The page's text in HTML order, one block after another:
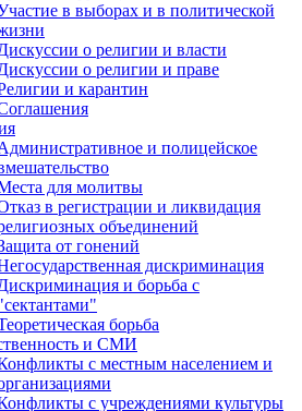
в выборах и в политической
о религии и власти
о религии и праве
и карантин
и полицейское
для молитвы
в регистрации и ликвидация
объединений
от гонений
дискриминация
и борьба с
борьба
и СМИ
с местным населением и
с учреждениями культуры